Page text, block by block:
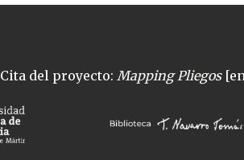
Cita del proyecto: Mapping Pliegos